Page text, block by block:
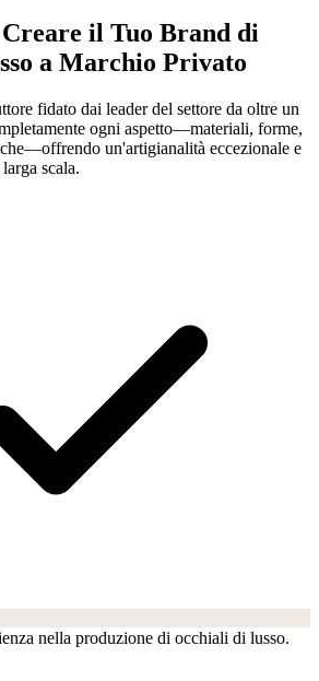
il Tuo Brand di
a Marchio Privato
fidato dai leader del settore da oltre un
ogni aspetto—materiali, forme,
un'artigianalità eccezionale e
scala.
nella produzione di occhiali di lusso.